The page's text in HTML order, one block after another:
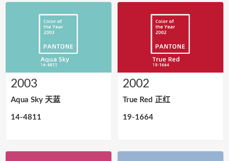
2003
Aqua Sky 天蓝
14-4811
2002
True Red 正红
19-1664